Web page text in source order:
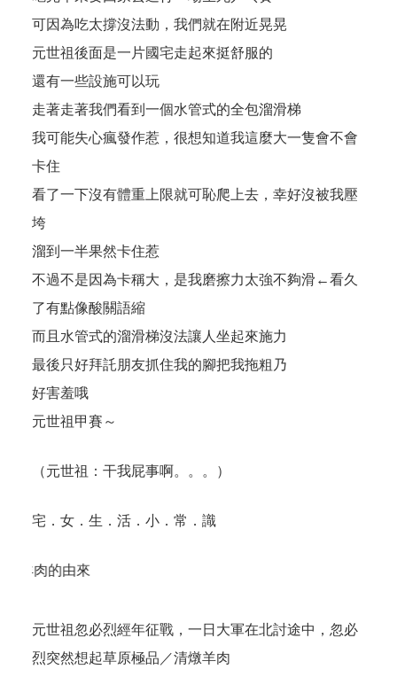
可因為吃太撐沒法動，我們就在附近晃晃
元世祖後面是一片國宅走起來挺舒服的
還有一些設施可以玩
走著走著我們看到一個水管式的全包溜滑梯
我可能失心瘋發作惹，很想知道我這麼大一隻會不會
卡住
看了一下沒有體重上限就可恥爬上去，幸好沒被我壓
垮
溜到一半果然卡住惹
不過不是因為卡稱大，是我磨擦力太強不夠滑←看久
了有點像酸關語縮
而且水管式的溜滑梯沒法讓人坐起來施力
最後只好拜託朋友抓住我的腳把我拖粗乃
好害羞哦
元世祖甲賽～
（元世祖：干我屁事啊。。。）
宅．女．生．活．小．常．識
肉的由來
元世祖忽必烈經年征戰，一日大軍在北討途中，忽必
烈突然想起草原極品／清燉羊肉